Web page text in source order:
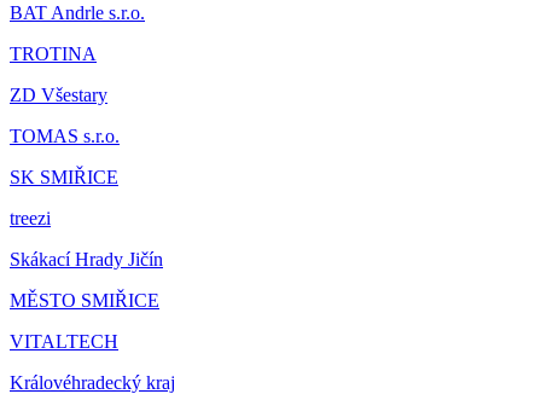
BAT Andrle s.r.o.
TROTINA
ZD Všestary
TOMAS s.r.o.
SK SMIŘICE
treezi
Skákací Hrady Jičín
MĚSTO SMIŘICE
VITALTECH
Královéhradecký kraj